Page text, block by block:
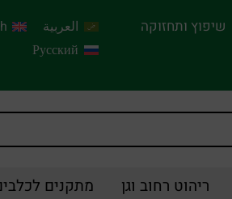
שיפוץ ותחזוקה
العربية
Русский
ריהוט רחוב וגן מתקנים